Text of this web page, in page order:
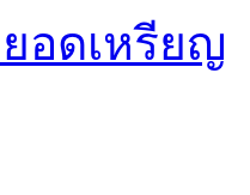
อดเหรียญ